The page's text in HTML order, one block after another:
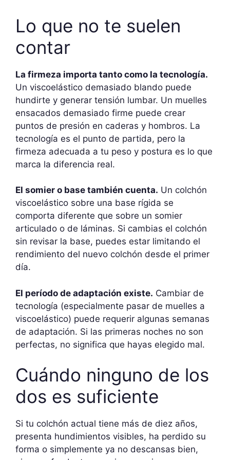
Lo que no te suelen
contar
La firmeza importa tanto como la tecnología.
Un viscoelástico demasiado blando puede
hundirte y generar tensión lumbar. Un muelles
ensacados demasiado firme puede crear
puntos de presión en caderas y hombros. La
tecnología es el punto de partida, pero la
firmeza adecuada a tu peso y postura es lo que
marca la diferencia real.
El somier o base también cuenta. Un colchón
viscoelástico sobre una base rígida se
comporta diferente que sobre un somier
articulado o de láminas. Si cambias el colchón
sin revisar la base, puedes estar limitando el
rendimiento del nuevo colchón desde el primer
día.
El período de adaptación existe. Cambiar de
tecnología (especialmente pasar de muelles a
viscoelástico) puede requerir algunas semanas
de adaptación. Si las primeras noches no son
perfectas, no significa que hayas elegido mal.
Cuándo ninguno de los
dos es suficiente
Si tu colchón actual tiene más de diez años,
presenta hundimientos visibles, ha perdido su
forma o simplemente ya no descansas bien,